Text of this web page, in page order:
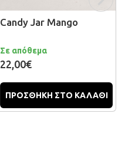
Candy Jar Mango
Σε απόθεμα
22,00€
ΠΡΟΣΘΗΚΗ ΣΤΟ ΚΑΛΑΘΙ